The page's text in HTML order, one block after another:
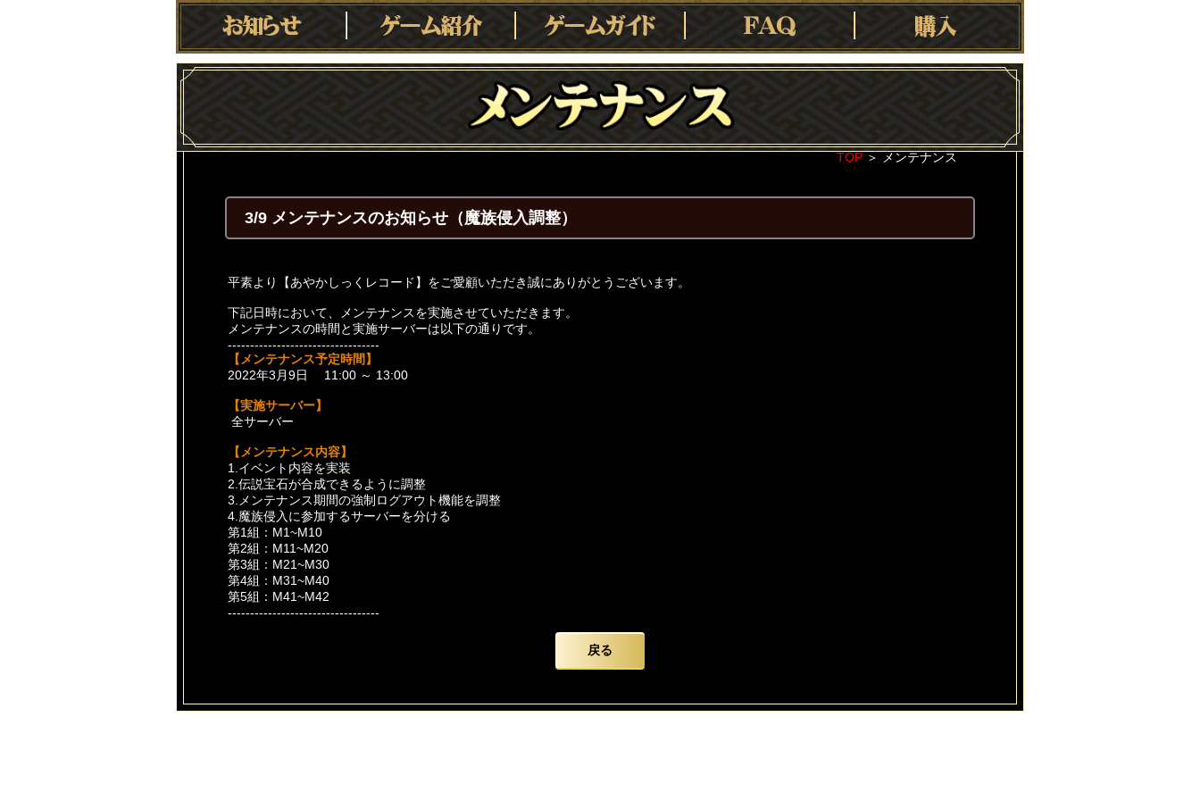
TOP ＞ メンテナンス
3/9 メンテナンスのお知らせ（魔族侵入調整）
平素より【あやかしっくレコード】をご愛顧いただき誠にありがとうございます。
下記日時において、メンテナンスを実施させていただきます。
メンテナンスの時間と実施サーバーは以下の通りです。
----------------------------------
【メンテナンス予定時間】
2022年3月9日 11:00 ～ 13:00
【実施サーバー】
全サーバー
【メンテナンス内容】
1.イベント内容を実装
2.伝説宝石が合成できるように調整
3.メンテナンス期間の強制ログアウト機能を調整
4.魔族侵入に参加するサーバーを分ける
第1組：M1~M10
第2組：M11~M20
第3組：M21~M30
第4組：M31~M40
第5組：M41~M42
----------------------------------
メンテナンス時間は作業進度により、多少前後する場合がございます。
メンテナンス開始前にログアウトして頂きますようお願い致します。
戻る